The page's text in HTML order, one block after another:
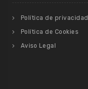
Política de privacidad
Política de Cookies
Aviso Legal